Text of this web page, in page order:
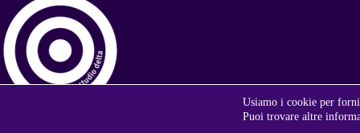
Usiamo i cookie per
Puoi trovare altre